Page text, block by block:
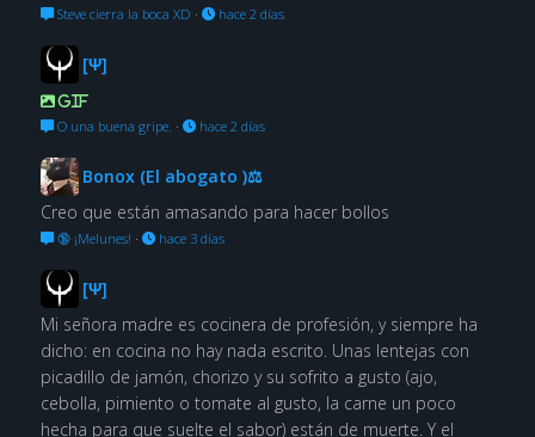
Steve cierra la boca XD · hace 2 días
[Ψ]
GIF
O una buena gripe. · hace 2 días
Bonox (El abogato )⚖
Creo que están amasando para hacer bollos
🔞 ¡Melunes! · hace 3 días
[Ψ]
Mi señora madre es cocinera de profesión, y siempre ha
dicho: en cocina no hay nada escrito. Unas lentejas con
picadillo de jamón, chorizo y su sofrito a gusto (ajo,
cebolla, pimiento o tomate al gusto, la carne un poco
hecha para que suelte el sabor) están de muerte. Y el